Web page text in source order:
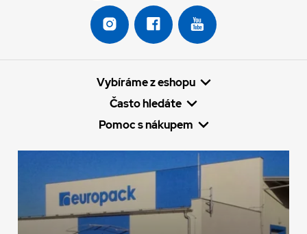
Vybíráme z eshopu
Často hledáte
Pomoc s nákupem